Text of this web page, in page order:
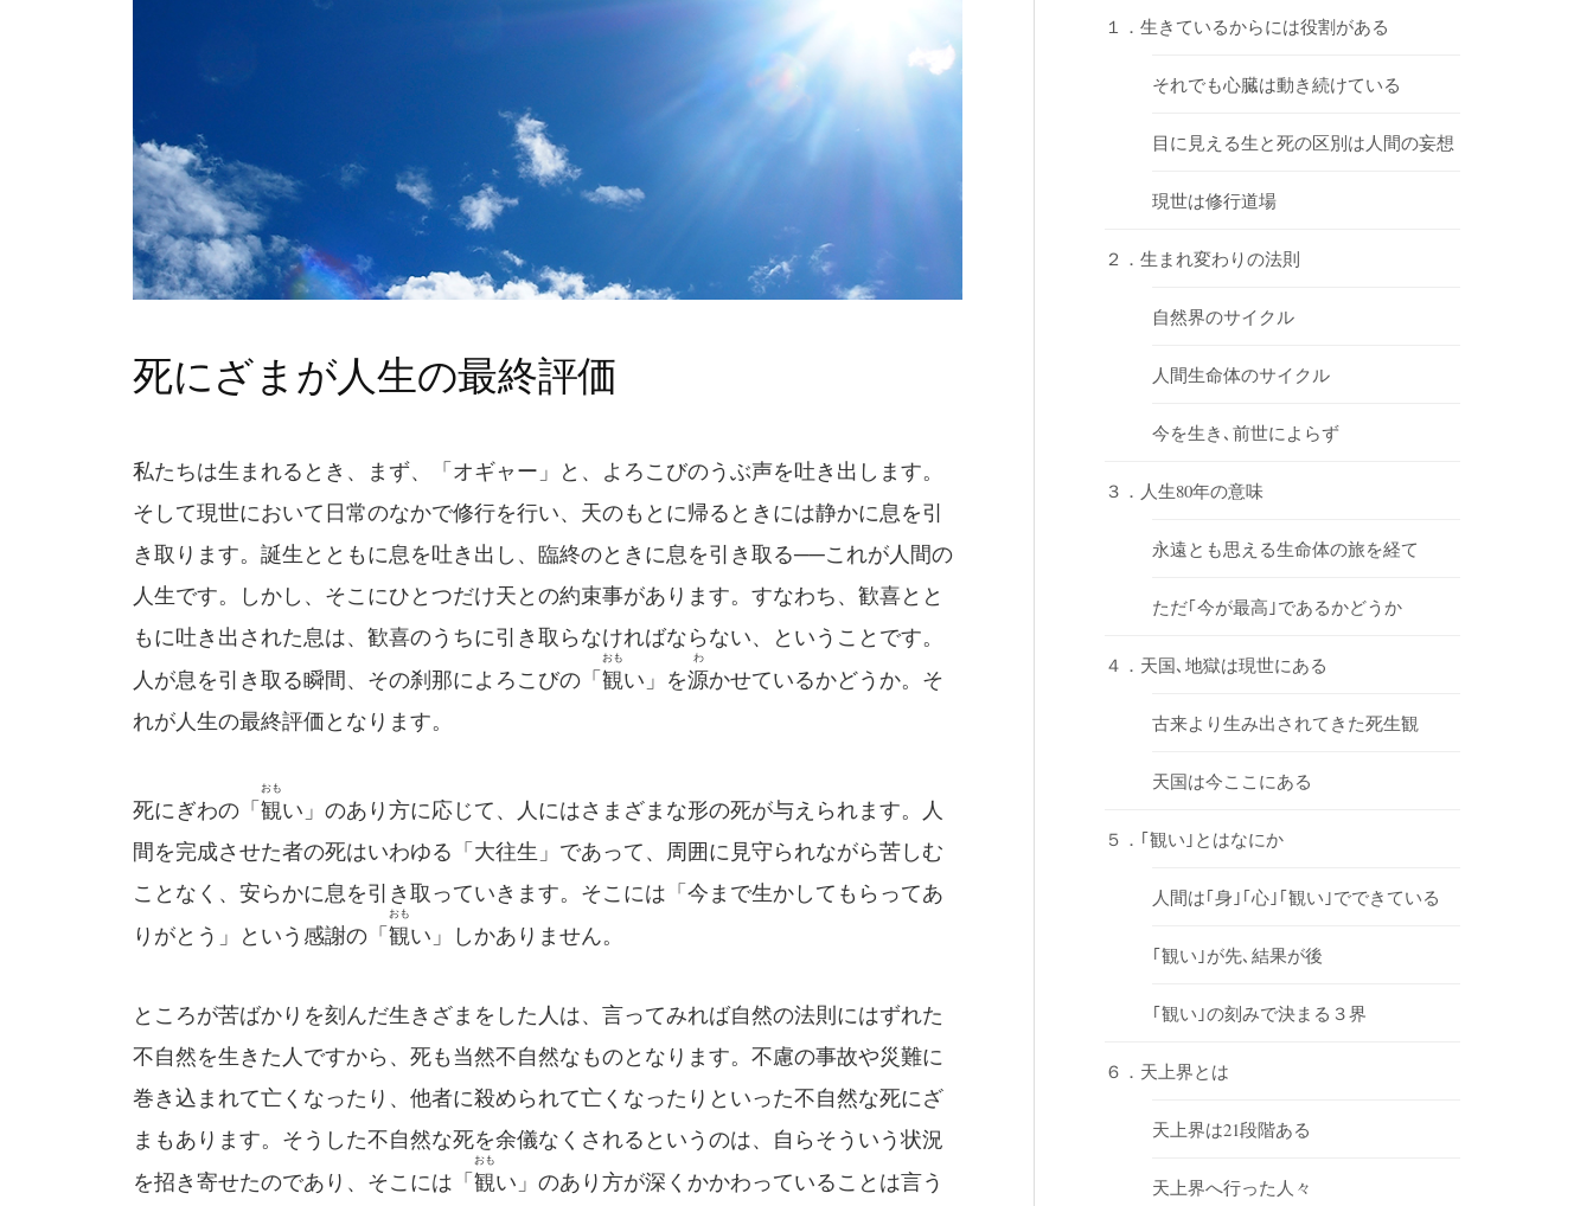
死にざまが人生の最終評価
私たちは生まれるとき、まず、「オギャー」と、よろこびのうぶ声を吐き出します。
そして現世において日常のなかで修行を行い、天のもとに帰るときには静かに息を引
き取ります。誕生とともに息を吐き出し、臨終のときに息を引き取る──これが人間の
人生です。しかし、そこにひとつだけ天との約束事があります。すなわち、歓喜とと
もに吐き出された息は、歓喜のうちに引き取らなければならない、ということです。
人が息を引き取る瞬間、その刹那によろこびの「観
おも
い」を源
わ
かせているかどうか。そ
れが人生の最終評価となります。
死にぎわの「観
おも
い」のあり方に応じて、人にはさまざまな形の死が与えられます。人
間を完成させた者の死はいわゆる「大往生」であって、周囲に見守られながら苦しむ
ことなく、安らかに息を引き取っていきます。そこには「今まで生かしてもらってあ
りがとう」という感謝の「観
おも
い」しかありません。
ところが苦ばかりを刻んだ生きざまをした人は、言ってみれば自然の法則にはずれた
不自然を生きた人ですから、死も当然不自然なものとなります。不慮の事故や災難に
巻き込まれて亡くなったり、他者に殺められて亡くなったりといった不自然な死にざ
まもあります。そうした不自然な死を余儀なくされるというのは、自らそういう状況
を招き寄せたのであり、そこには「観
おも
い」のあり方が深くかかわっていることは言う
１．生きているからには役割がある
それでも心臓は動き続けている
目に見える生と死の区別は人間の妄想
現世は修行道場
２．生まれ変わりの法則
自然界のサイクル
人間生命体のサイクル
今を生き､前世によらず
３．人生80年の意味
永遠とも思える生命体の旅を経て
ただ｢今が最高｣であるかどうか
４．天国､地獄は現世にある
古来より生み出されてきた死生観
天国は今ここにある
５．｢観い｣とはなにか
人間は｢身｣｢心｣｢観い｣でできている
｢観い｣が先､結果が後
｢観い｣の刻みで決まる３界
６．天上界とは
天上界は21段階ある
天上界へ行った人々